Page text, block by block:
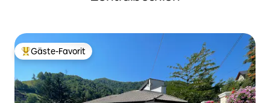
Beliebter Gäste-Favorit.
Gäste-Favorit